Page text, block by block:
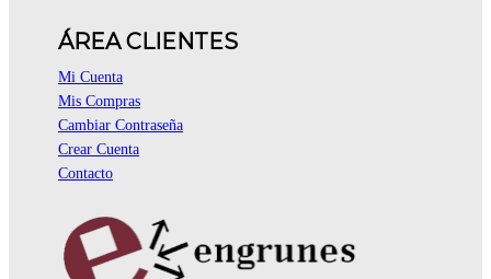
ÁREA CLIENTES
Mi Cuenta
Mis Compras
Cambiar Contraseña
Crear Cuenta
Contacto